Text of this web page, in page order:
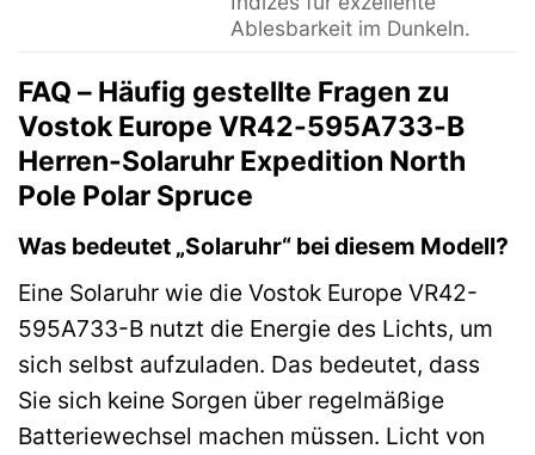
Ablesbarkeit im Dunkeln.
FAQ – Häufig gestellte Fragen zu
Vostok Europe VR42-595A733-B
Herren-Solaruhr Expedition North
Pole Polar Spruce
Was bedeutet „Solaruhr“ bei diesem Modell?
Eine Solaruhr wie die Vostok Europe VR42-
595A733-B nutzt die Energie des Lichts, um
sich selbst aufzuladen. Das bedeutet, dass
Sie sich keine Sorgen über regelmäßige
Batteriewechsel machen müssen. Licht von